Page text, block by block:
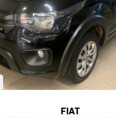
FIAT